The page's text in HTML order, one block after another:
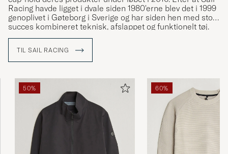
Racing havde ligget i dvale siden 1980'erne blev det i 1999
genoplivet i Gøteborg i Sverige og har siden hen med stor
succes kombineret teknisk, afslappet og funktionelt tøj.
TIL SAIL RACING
50% 60%